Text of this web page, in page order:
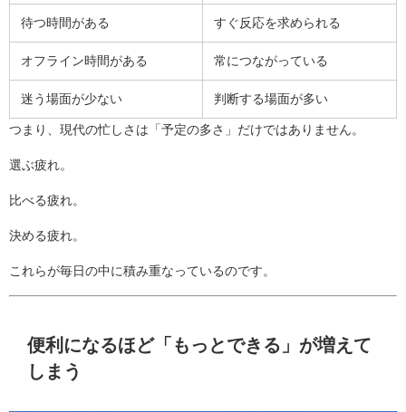
待つ時間がある すぐ反応を求められる
オフライン時間がある 常につながっている
迷う場面が少ない 判断する場面が多い
つまり、現代の忙しさは「予定の多さ」だけではありません。
選ぶ疲れ。
比べる疲れ。
決める疲れ。
これらが毎日の中に積み重なっているのです。
便利になるほど「もっとできる」が増えて
しまう